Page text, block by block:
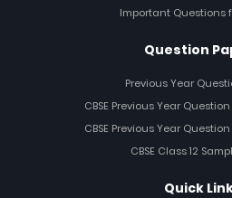
Important Questions
Question
Previous Year
CBSE Previous Year
CBSE Previous Year
CBSE Class 12
Quick